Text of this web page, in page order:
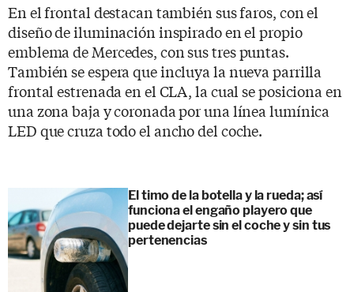
En el frontal destacan también sus faros, con el
diseño de iluminación inspirado en el propio
emblema de Mercedes, con sus tres puntas.
También se espera que incluya la nueva parrilla
frontal estrenada en el CLA, la cual se posiciona en
una zona baja y coronada por una línea lumínica
LED que cruza todo el ancho del coche.
El timo de la botella y la rueda; así
funciona el engaño playero que
puede dejarte sin el coche y sin tus
pertenencias